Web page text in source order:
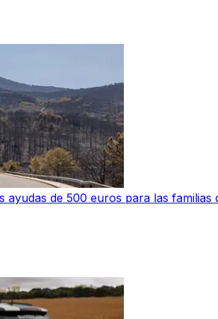
ayudas de 500 euros para las